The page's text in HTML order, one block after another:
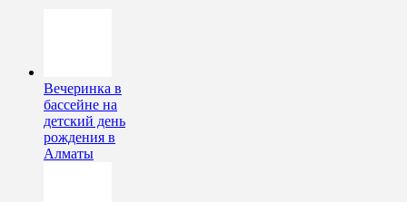
Вечеринка в
бассейне на
детский день
рождения в
Алматы